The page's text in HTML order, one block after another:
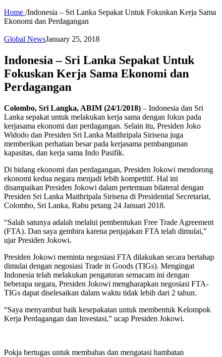
Home /Indonesia – Sri Lanka Sepakat Untuk Fokuskan Kerja Sama
Ekonomi dan Perdagangan
Global NewsJanuary 25, 2018
Indonesia – Sri Lanka Sepakat Untuk
Fokuskan Kerja Sama Ekonomi dan
Perdagangan
Colombo, Sri Langka, ABIM (24/1/2018) – Indonesia dan Sri
Lanka sepakat untuk melakukan kerja sama dengan fokus pada
kerjasama ekonomi dan perdagangan. Selain itu, Presiden Joko
Widodo dan Presiden Sri Lanka Maithripala Sirisena juga
memberikan perhatian besar pada kerjasama pembangunan
kapasitas, dan kerja sama Indo Pasifik.
Di bidang ekonomi dan perdagangan, Presiden Jokowi mendorong
ekonomi kedua negara menjadi lebih kompetitif. Hal ini
disampaikan Presiden Jokowi dalam pertemuan bilateral dengan
Presiden Sri Lanka Maithripala Sirisena di Presidential Secretariat,
Colombo, Sri Lanka, Rabu petang 24 Januari 2018.
“Salah satunya adalah melalui pembentukan Free Trade Agreement
(FTA). Dan saya gembira karena penjajakan FTA telah dimulai,”
ujar Presiden Jokowi.
Presiden Jokowi meminta negosiasi FTA dilakukan secara bertahap
dimulai dengan negosiasi Trade in Goods (TIGs). Mengingat
Indonesia telah melakukan pengaturan semacam ini dengan
beberapa negara, Presiden Jokowi mengharapkan negosiasi FTA-
TIGs dapat diselesaikan dalam waktu tidak lebih dari 2 tahun.
“Saya menyambut baik kesepakatan untuk membentuk Kelompok
Kerja Perdagangan dan Investasi,” ucap Presiden Jokowi.
Pokja bertugas untuk membahas dan mengatasi hambatan